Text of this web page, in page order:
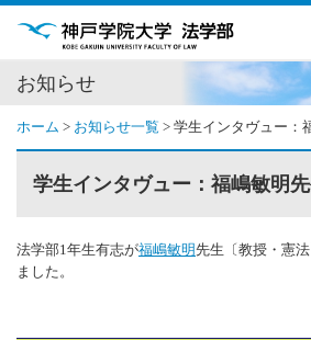
お知らせ
ホーム > お知らせ一覧 > 学生インタヴュー：
学生インタヴュー：福嶋敏明先
法学部1年生有志が福嶋敏明先生〔教授・憲
ました。